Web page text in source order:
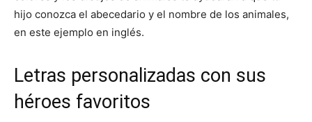
hijo conozca el abecedario y el nombre de los animales,
en este ejemplo en inglés.
Letras personalizadas con sus
héroes favoritos